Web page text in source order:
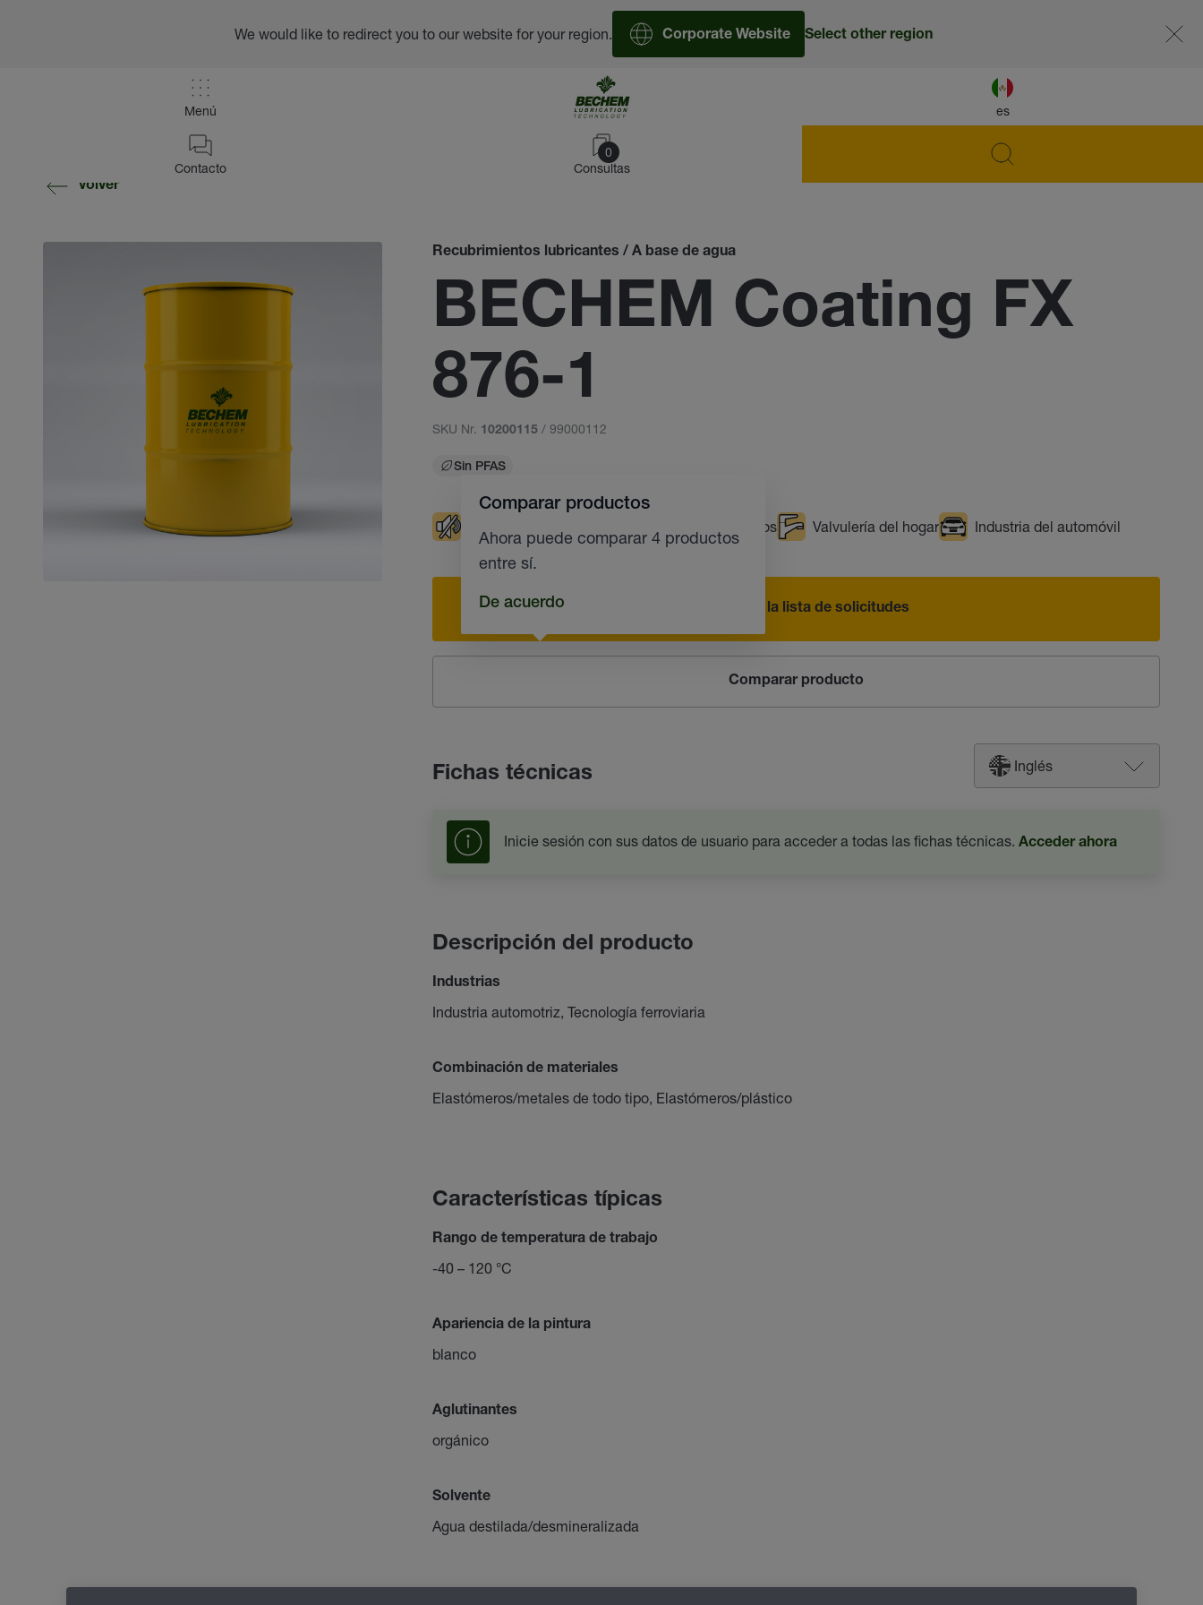
es
Menú
0
Consultas
Contacto
We would like to redirect you to our website for your region. Corporate Website Select other region
volver
Recubrimientos lubricantes / A base de agua
BECHEM Coating FX
876-1
SKU Nr. 10200115 / 99000112
Sin PFAS
Apto para plásticos Valvulería del hogar Industria del automóvil
Añadir a la lista de solicitudes
Comparar producto
Comparar productos
Ahora puede comparar 4 productos
entre sí.
De acuerdo
Fichas técnicas Inglés
Inicie sesión con sus datos de usuario para acceder a todas las fichas técnicas. Acceder ahora
Descripción del producto
Industrias
Industria automotriz, Tecnología ferroviaria
Combinación de materiales
Elastómeros/metales de todo tipo, Elastómeros/plástico
Características típicas
Rango de temperatura de trabajo
-40 – 120 °C
Apariencia de la pintura
blanco
Aglutinantes
orgánico
Solvente
Agua destilada/desmineralizada